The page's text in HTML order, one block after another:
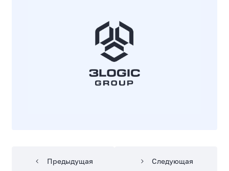
Предыдущая Следующая